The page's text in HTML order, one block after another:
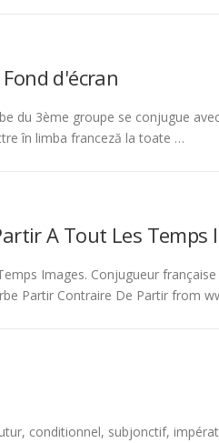
d'écran
du 3ème groupe se conjugue
în limba franceză la toate …
A Tout Les Temps
Images. Conjugueur
Partir Contraire De Partir from
conditionnel, subjonctif,